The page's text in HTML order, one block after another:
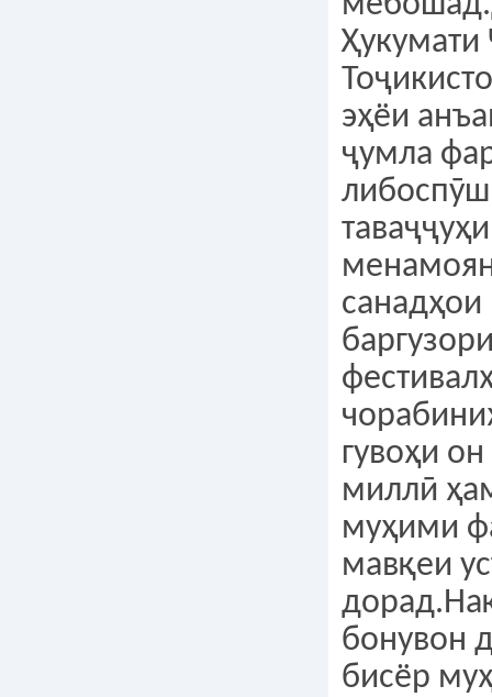
эҳёи
ҷумла
гувоҳи
миллӣ
муҳими
мавқеи
бонувон
бисёр